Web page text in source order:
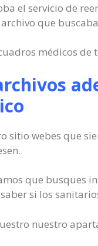
el servicio de
que
médicos
sitio webes que
que busques
si los
nuestro